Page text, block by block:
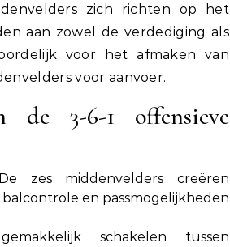
zich richten op het
aan zowel de verdediging als
voor het afmaken van
voor aanvoer.
de 3-6-1 offensieve
zes middenvelders creëren
en passmogelijkheden
schakelen tussen